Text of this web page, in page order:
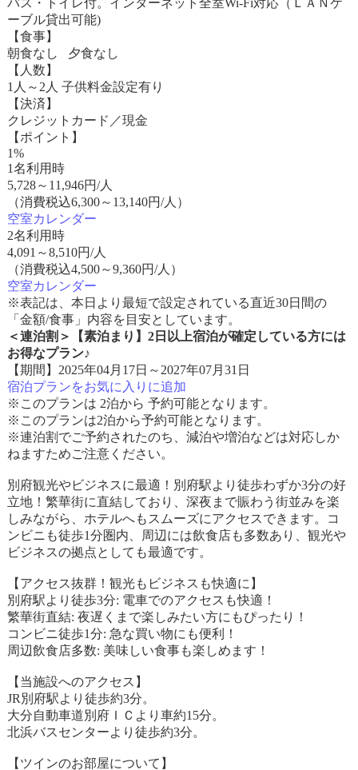
バス・トイレ付。インターネット全室Wi-Fi対応（ＬＡＮケ
ーブル貸出可能)
【食事】
朝食なし 夕食なし
【人数】
1人～2人 子供料金設定有り
【決済】
クレジットカード／現金
【ポイント】
1%
1名利用時
5,728～ 11,946円/人
（消費税込6,300～13,140円/人）
空室カレンダー
2名利用時
4,091 ～8,510円/人
（消費税込4,500～9,360円/人）
空室カレンダー
※表記は、本日より最短で設定されている直近30日間の
「金額/食事」内容を目安としています。
＜連泊割＞【素泊まり】2日以上宿泊が確定している方には
お得なプラン♪
【期間】2025年04月17日～2027年07月31日
宿泊プランをお気に入りに追加
※このプランは 2泊から 予約可能となります。
※このプランは2泊から予約可能となります。
※連泊割でご予約されたのち、減泊や増泊などは対応しか
ねますためご注意ください。
別府観光やビジネスに最適！別府駅より徒歩わずか3分の好
立地！繁華街に直結しており、深夜まで賑わう街並みを楽
しみながら、ホテルへもスムーズにアクセスできます。コ
ンビニも徒歩1分圏内、周辺には飲食店も多数あり、観光や
ビジネスの拠点としても最適です。
【アクセス抜群！観光もビジネスも快適に】
別府駅より徒歩3分: 電車でのアクセスも快適！
繁華街直結: 夜遅くまで楽しみたい方にもぴったり！
コンビニ徒歩1分: 急な買い物にも便利！
周辺飲食店多数: 美味しい食事も楽しめます！
【当施設へのアクセス】
JR別府駅より徒歩約3分。
大分自動車道別府ＩＣより車約15分。
北浜バスセンターより徒歩約3分。
【ツインのお部屋について】